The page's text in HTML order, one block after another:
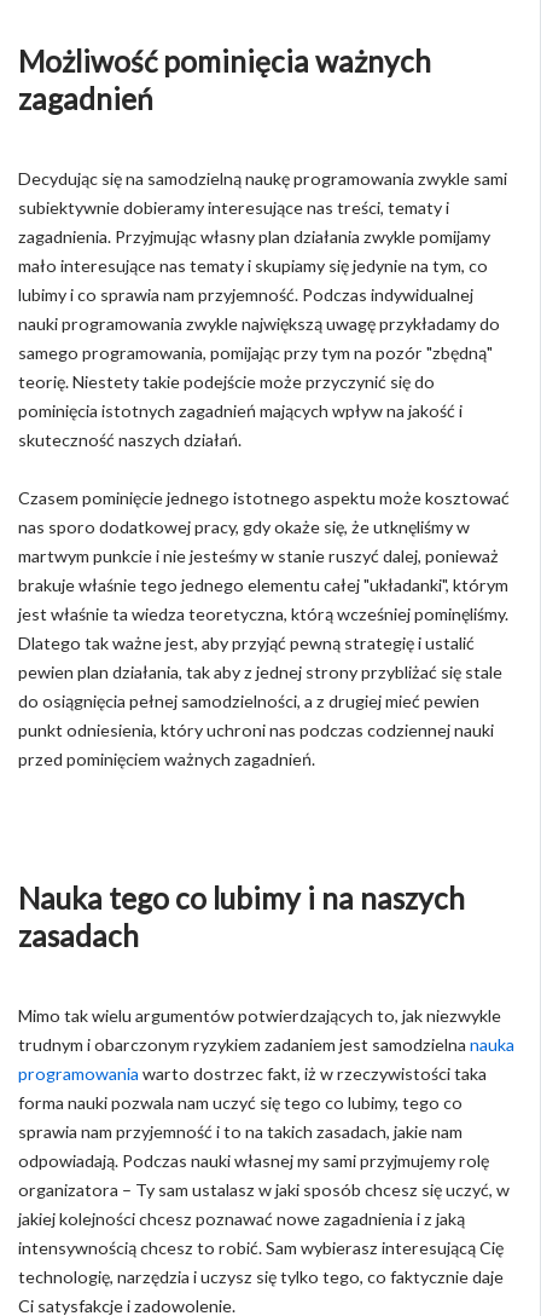
Możliwość pominięcia ważnych
zagadnień
Decydując się na samodzielną naukę programowania zwykle sami
subiektywnie dobieramy interesujące nas treści, tematy i
zagadnienia. Przyjmując własny plan działania zwykle pomijamy
mało interesujące nas tematy i skupiamy się jedynie na tym, co
lubimy i co sprawia nam przyjemność. Podczas indywidualnej
nauki programowania zwykle największą uwagę przykładamy do
samego programowania, pomijając przy tym na pozór "zbędną"
teorię. Niestety takie podejście może przyczynić się do
pominięcia istotnych zagadnień mających wpływ na jakość i
skuteczność naszych działań.
Czasem pominięcie jednego istotnego aspektu może kosztować
nas sporo dodatkowej pracy, gdy okaże się, że utknęliśmy w
martwym punkcie i nie jesteśmy w stanie ruszyć dalej, ponieważ
brakuje właśnie tego jednego elementu całej "układanki", którym
jest właśnie ta wiedza teoretyczna, którą wcześniej pominęliśmy.
Dlatego tak ważne jest, aby przyjąć pewną strategię i ustalić
pewien plan działania, tak aby z jednej strony przybliżać się stale
do osiągnięcia pełnej samodzielności, a z drugiej mieć pewien
punkt odniesienia, który uchroni nas podczas codziennej nauki
przed pominięciem ważnych zagadnień.
Nauka tego co lubimy i na naszych
zasadach
Mimo tak wielu argumentów potwierdzających to, jak niezwykle
trudnym i obarczonym ryzykiem zadaniem jest samodzielna nauka
programowania warto dostrzec fakt, iż w rzeczywistości taka
forma nauki pozwala nam uczyć się tego co lubimy, tego co
sprawia nam przyjemność i to na takich zasadach, jakie nam
odpowiadają. Podczas nauki własnej my sami przyjmujemy rolę
organizatora – Ty sam ustalasz w jaki sposób chcesz się uczyć, w
jakiej kolejności chcesz poznawać nowe zagadnienia i z jaką
intensywnością chcesz to robić. Sam wybierasz interesującą Cię
technologię, narzędzia i uczysz się tylko tego, co faktycznie daje
Ci satysfakcje i zadowolenie.